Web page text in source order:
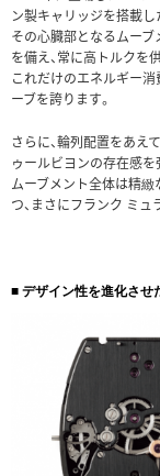
ン製キャリッジを搭載し
その心臓部となるムーブ
を備え、常に高トルクを
これだけのエネルギー
ーブを誇ります。
さらに、輪列配置をあ
ゥールビヨンの存在感を
ムーブメント全体は精
つ、まさにフランク ミ
■ デザイン性を進化さ